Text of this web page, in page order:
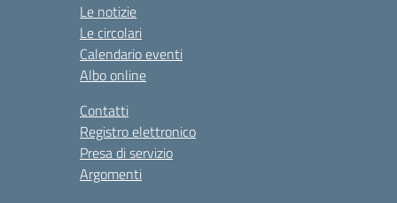
Le notizie
Le circolari
Calendario eventi
Albo online
Contatti
Registro elettronico
Presa di servizio
Argomenti